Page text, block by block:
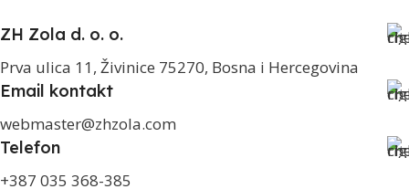
ZH Zola d. o. o.
Prva ulica 11, Živinice 75270, Bosna i Hercegovina
Email kontakt
webmaster@zhzola.com
Telefon
+387 035 368-385